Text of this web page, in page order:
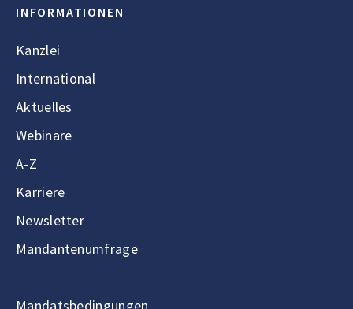
INFORMATIONEN
Kanzlei
International
Aktuelles
Webinare
A-Z
Karriere
Newsletter
Mandantenumfrage